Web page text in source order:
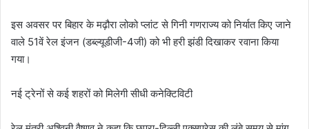
इस अवसर पर बिहार के मढ़ौरा लोको प्लांट से गिनी गणराज्य को निर्यात किए जाने
वाले 51वें रेल इंजन (डब्ल्यूडीजी-4जी) को भी हरी झंडी दिखाकर रवाना किया
गया।
नई ट्रेनों से कई शहरों को मिलेगी सीधी कनेक्टिविटी